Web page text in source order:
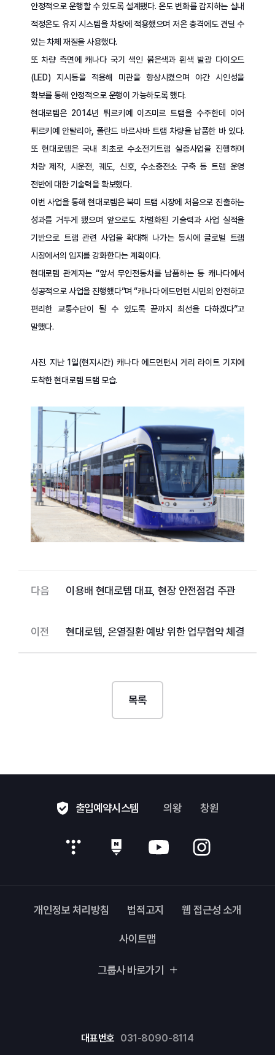
안정적으로 운행할 수 있도록 설계됐다. 온도 변화를 감지하는 실내
적정온도 유지 시스템을 차량에 적용했으며 저온 충격에도 견딜 수
있는 차체 재질을 사용했다.
또 차량 측면에 캐나다 국기 색인 붉은색과 흰색 발광 다이오드
(LED) 지시등을 적용해 미관을 향상시켰으며 야간 시인성을
확보를 통해 안정적으로 운행이 가능하도록 했다.
현대로템은 2014년 튀르키예 이즈미르 트램을 수주한데 이어
튀르키예 안탈리아, 폴란드 바르샤바 트램 차량을 납품한 바 있다.
또 현대로템은 국내 최초로 수소전기트램 실증사업을 진행하며
차량 제작, 시운전, 궤도, 신호, 수소충전소 구축 등 트램 운영
전반에 대한 기술력을 확보했다.
이번 사업을 통해 현대로템은 북미 트램 시장에 처음으로 진출하는
성과를 거두게 됐으며 앞으로도 차별화된 기술력과 사업 실적을
기반으로 트램 관련 사업을 확대해 나가는 동시에 글로벌 트램
시장에서의 입지를 강화한다는 계획이다.
현대로템 관계자는 “앞서 무인전동차를 납품하는 등 캐나다에서
성공적으로 사업을 진행했다”며 “캐나다 에드먼턴 시민의 안전하고
편리한 교통수단이 될 수 있도록 끝까지 최선을 다하겠다”고
말했다.
사진. 지난 1일(현지시간) 캐나다 에드먼턴시 게리 라이트 기지에
도착한 현대로템 트램 모습.
다음 이용배 현대로템 대표, 현장 안전점검 주관
이전 현대로템, 온열질환 예방 위한 업무협약 체결
목록
출입예약시스템 의왕 창원
개인정보 처리방침 법적고지 웹 접근성 소개
사이트맵
그룹사 바로가기
대표번호 031-8090-8114